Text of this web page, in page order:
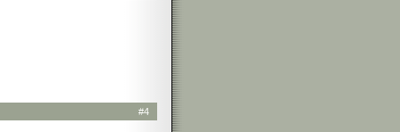
#4